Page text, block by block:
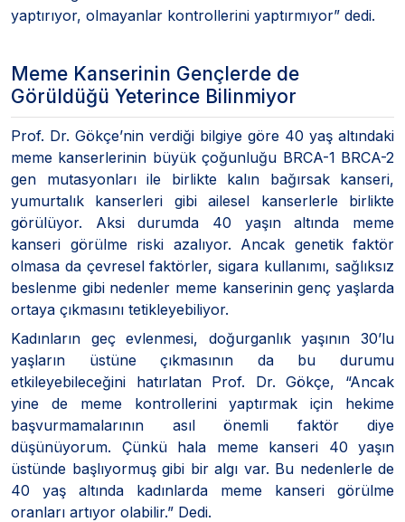
yaptırıyor, olmayanlar kontrollerini yaptırmıyor” dedi.
Meme Kanserinin Gençlerde de
Görüldüğü Yeterince Bilinmiyor
Prof. Dr. Gökçe’nin verdiği bilgiye göre 40 yaş altındaki
meme kanserlerinin büyük çoğunluğu BRCA-1 BRCA-2
gen mutasyonları ile birlikte kalın bağırsak kanseri,
yumurtalık kanserleri gibi ailesel kanserlerle birlikte
görülüyor. Aksi durumda 40 yaşın altında meme
kanseri görülme riski azalıyor. Ancak genetik faktör
olmasa da çevresel faktörler, sigara kullanımı, sağlıksız
beslenme gibi nedenler meme kanserinin genç yaşlarda
ortaya çıkmasını tetikleyebiliyor.
Kadınların geç evlenmesi, doğurganlık yaşının 30’lu
yaşların üstüne çıkmasının da bu durumu
etkileyebileceğini hatırlatan Prof. Dr. Gökçe, “Ancak
yine de meme kontrollerini yaptırmak için hekime
başvurmamalarının asıl önemli faktör diye
düşünüyorum. Çünkü hala meme kanseri 40 yaşın
üstünde başlıyormuş gibi bir algı var. Bu nedenlerle de
40 yaş altında kadınlarda meme kanseri görülme
oranları artıyor olabilir.” Dedi.